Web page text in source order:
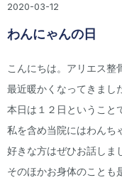
2020-03-12
わんにゃんの日
こんにちは。アリエス整
最近暖かくなってきまし
本日は１２日ということ
私を含め当院にはわんち
好きな方はぜひお話しま
そのほかお身体のことも